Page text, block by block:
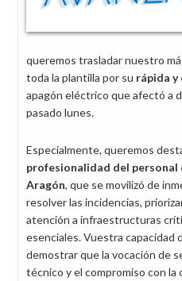
queremos trasladar nuestro
toda la plantilla por su rápida y
apagón eléctrico que afectó a
pasado lunes.
Especialmente, queremos
profesionalidad del personal
Aragón, que se movilizó de
resolver las incidencias,
atención a infraestructuras
esenciales. Vuestra capacidad
demostrar que la vocación de
técnico y el compromiso con la